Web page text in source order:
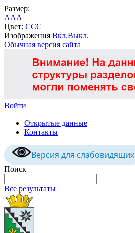
Размер:
AAA
Цвет: CCC
Изображения Вкл.Выкл.
Обычная версия сайта
Войти
Открытые данные
Контакты
Версия для слабовидящих
Поиск
Все результаты